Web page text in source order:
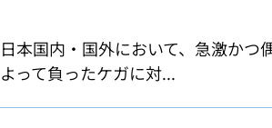
日本国内・国外において、急激かつ
よって負ったケガに対...